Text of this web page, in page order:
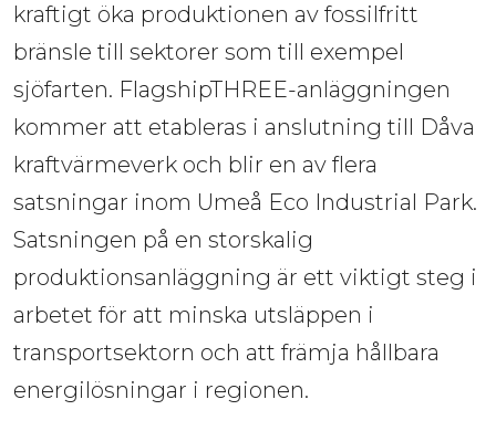
kraftigt öka produktionen av fossilfritt
bränsle till sektorer som till exempel
sjöfarten. FlagshipTHREE-anläggningen
kommer att etableras i anslutning till Dåva
kraftvärmeverk och blir en av flera
satsningar inom Umeå Eco Industrial Park.
Satsningen på en storskalig
produktionsanläggning är ett viktigt steg i
arbetet för att minska utsläppen i
transportsektorn och att främja hållbara
energilösningar i regionen.